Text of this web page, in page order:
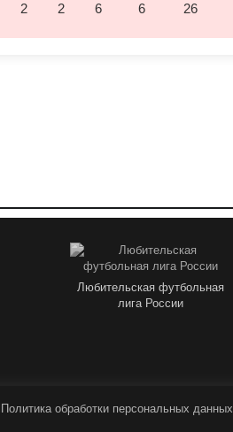
2 2 6 6 26
Любительская футбольная
лига России
Политика обработки персональных данных